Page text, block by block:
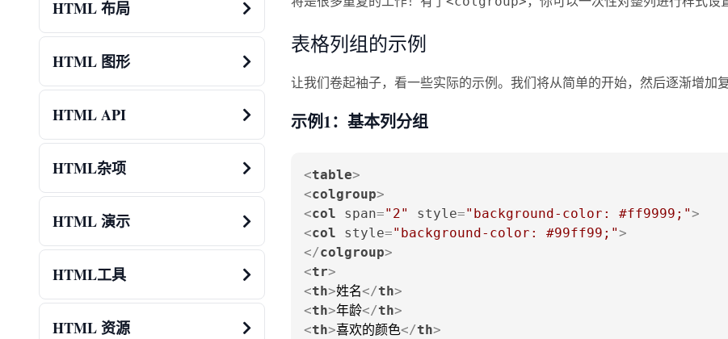
HTML 布局
HTML 图形
HTML API
HTML杂项
HTML 演示
HTML工具
HTML 资源
表格列组的示例
让我们卷起袖子，看一些实际的示例。我们将从简单的开始，然后逐渐增加复
示例1：基本列分组
<table>
<colgroup>
<col span="2" style="background-color: #ff9999;">
<col style="background-color: #99ff99;">
</colgroup>
<tr>
<th>姓名</th>
<th>年龄</th>
<th>喜欢的颜色</th>